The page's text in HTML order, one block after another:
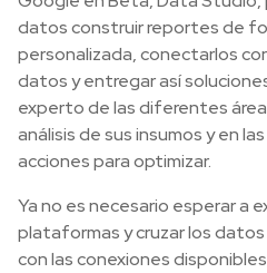
datos construir reportes de
personalizada, conectarlos
datos y entregar así
experto de las diferentes
análisis de sus insumos y en
acciones para optimizar.
Ya no es necesario esperar a
plataformas y cruzar los
con las conexiones